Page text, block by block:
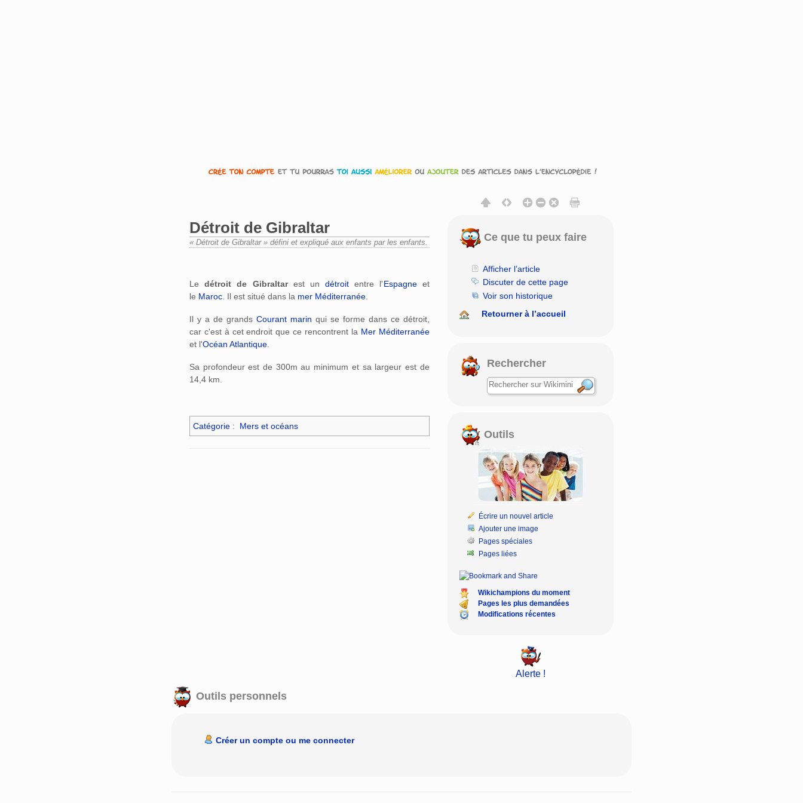
Détroit de Gibraltar
« Détroit de Gibraltar » défini et expliqué aux enfants par les enfants.
Ledétroit de Gibraltarest undétroit entre l'Espagneet
le Maroc . Il est situé dans la mer Méditerranée
Il y a de grands Courant marin qui se forme dans ce détroit,
car c'est à cet endroit que ce rencontrent la Mer Méditerranée
et l'Océan Atlantique
Sa profondeur est de 300m au minimum et sa largeur est de
14,4 km.
Catégorie : Mers et océans
Ce que tu peux faire
Afficher l’article
Discuter de cette page
Voir son historique
Retourner à l’accueil
Rechercher
Outils
Écrire un nouvel article
Ajouter une image
Pages spéciales
Pages liées
Wikichampions du moment
Pages les plus demandées
Modifications récentes
Alerte !
Outils personnels
Créer un compte ou me connecter